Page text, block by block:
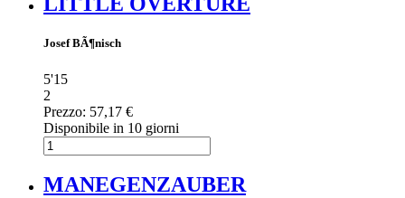
Josef BÃ¶nisch
5'15
2
Prezzo: 57,17 €
Disponibile in 10 giorni
MANEGENZAUBER